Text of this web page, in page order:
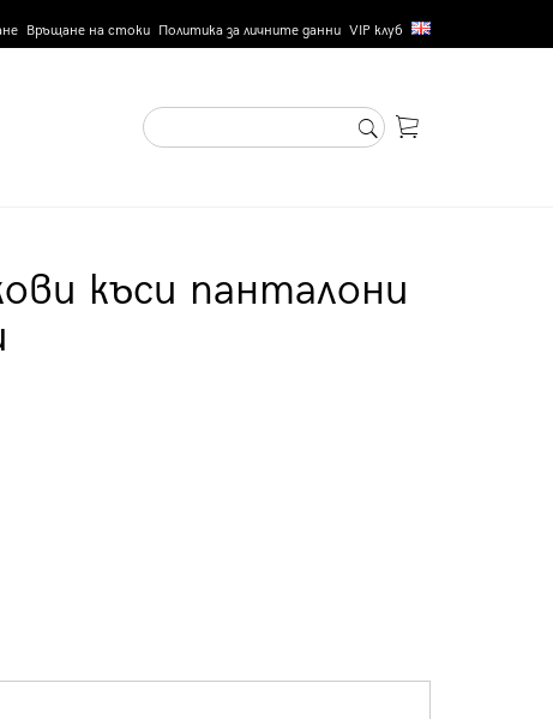
Връщане на стоки Политика за личните данни VIP клуб
къси панталони